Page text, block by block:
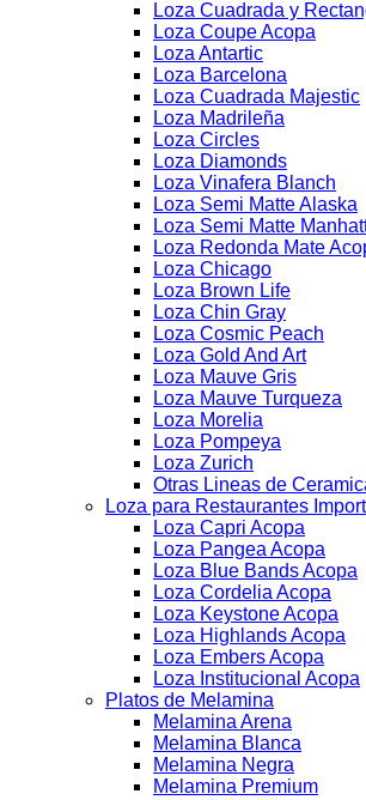
Loza Cuadrada y
Loza Coupe Acopa
Loza Antartic
Loza Barcelona
Loza Cuadrada Majestic
Loza Madrileña
Loza Circles
Loza Diamonds
Loza Vinafera Blanch
Loza Semi Matte Alaska
Loza Semi Matte
Loza Redonda Mate
Loza Chicago
Loza Brown Life
Loza Chin Gray
Loza Cosmic Peach
Loza Gold And Art
Loza Mauve Gris
Loza Mauve Turqueza
Loza Morelia
Loza Pompeya
Loza Zurich
Otras Lineas de
Loza para Restaurantes
Loza Capri Acopa
Loza Pangea Acopa
Loza Blue Bands Acopa
Loza Cordelia Acopa
Loza Keystone Acopa
Loza Highlands Acopa
Loza Embers Acopa
Loza Institucional Acopa
Platos de Melamina
Melamina Arena
Melamina Blanca
Melamina Negra
Melamina Premium